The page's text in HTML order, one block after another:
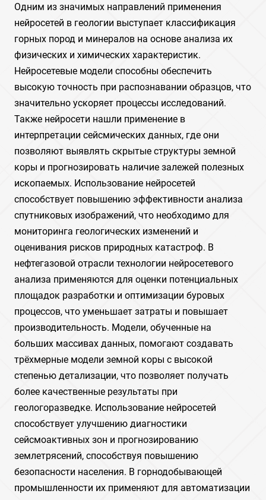
Одним из значимых направлений применения
нейросетей в геологии выступает классификация
горных пород и минералов на основе анализа их
физических и химических характеристик.
Нейросетевые модели способны обеспечить
высокую точность при распознавании образцов, что
значительно ускоряет процессы исследований.
Также нейросети нашли применение в
интерпретации сейсмических данных, где они
позволяют выявлять скрытые структуры земной
коры и прогнозировать наличие залежей полезных
ископаемых. Использование нейросетей
способствует повышению эффективности анализа
спутниковых изображений, что необходимо для
мониторинга геологических изменений и
оценивания рисков природных катастроф. В
нефтегазовой отрасли технологии нейросетевого
анализа применяются для оценки потенциальных
площадок разработки и оптимизации буровых
процессов, что уменьшает затраты и повышает
производительность. Модели, обученные на
больших массивах данных, помогают создавать
трёхмерные модели земной коры с высокой
степенью детализации, что позволяет получать
более качественные результаты при
геологоразведке. Использование нейросетей
способствует улучшению диагностики
сейсмоактивных зон и прогнозированию
землетрясений, способствуя повышению
безопасности населения. В горнодобывающей
промышленности их применяют для автоматизации